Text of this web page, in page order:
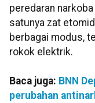
peredaran
satunya zat
berbagai modus,
rokok elektrik.
Baca juga: BNN
perubahan